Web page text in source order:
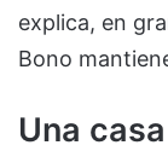
explica, en
Bono
Una